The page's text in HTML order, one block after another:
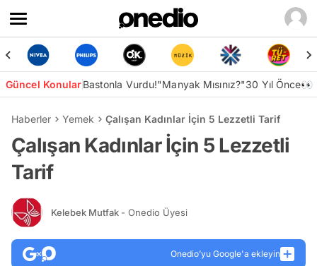
Güncel KonularBastonla Vurdu!"Manyak Mısınız?"30 Yıl Önce👀
Haberler Yemek Çalışan Kadınlar İçin 5 Lezzetli Tarif
Çalışan Kadınlar İçin 5 Lezzetli
Tarif
Kelebek Mutfak - Onedio Üyesi
Onedio’yu Google'a ekleyin